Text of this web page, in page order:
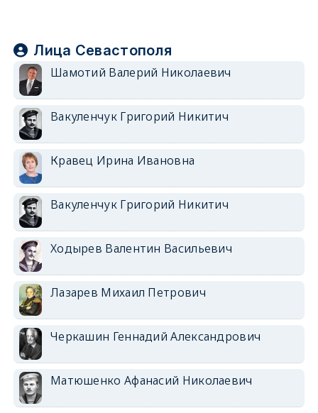
Лица Севастополя
Шамотий Валерий Николаевич
Вакуленчук Григорий Никитич
Кравец Ирина Ивановна
Вакуленчук Григорий Никитич
Ходырев Валентин Васильевич
Лазарев Михаил Петрович
Черкашин Геннадий Александрович
Матюшенко Афанасий Николаевич